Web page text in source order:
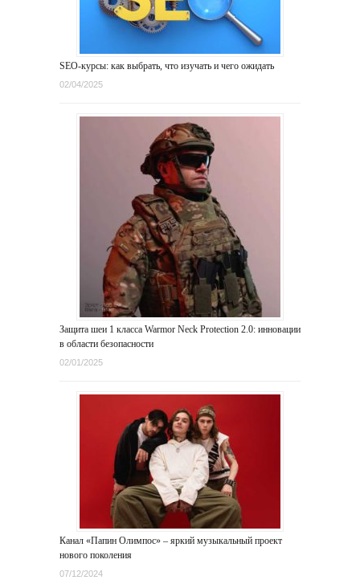
SEO-курсы: как выбрать, что изучать и чего ожидать
02/04/2025
Защита шеи 1 класса Warmor Neck Protection 2.0: инновации
в области безопасности
02/01/2025
Канал «Папин Олимпос» – яркий музыкальный проект
нового поколения
07/12/2024